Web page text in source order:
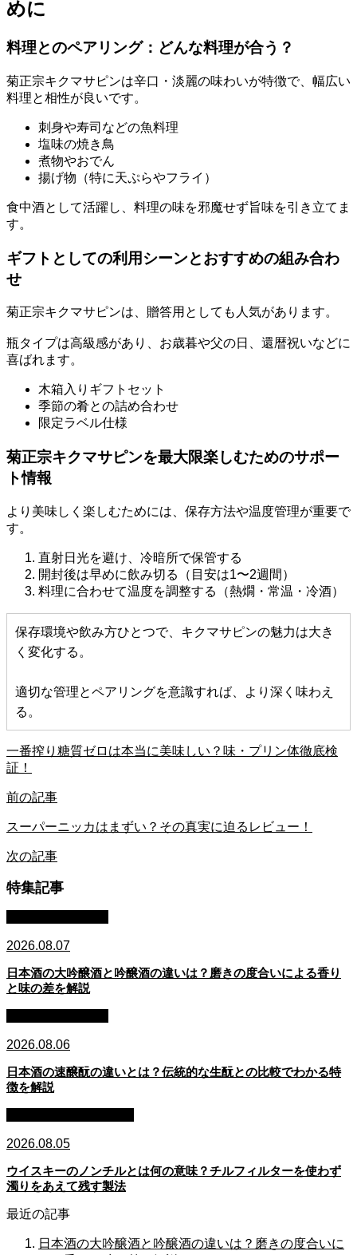
めに
料理とのペアリング：どんな料理が合う？
菊正宗キクマサピンは辛口・淡麗の味わいが特徴で、幅広い
料理と相性が良いです。
刺身や寿司などの魚料理
塩味の焼き鳥
煮物やおでん
揚げ物（特に天ぷらやフライ）
食中酒として活躍し、料理の味を邪魔せず旨味を引き立てま
す。
ギフトとしての利用シーンとおすすめの組み合わ
せ
菊正宗キクマサピンは、贈答用としても人気があります。
瓶タイプは高級感があり、お歳暮や父の日、還暦祝いなどに
喜ばれます。
木箱入りギフトセット
季節の肴との詰め合わせ
限定ラベル仕様
菊正宗キクマサピンを最大限楽しむためのサポー
ト情報
より美味しく楽しむためには、保存方法や温度管理が重要で
す。
直射日光を避け、冷暗所で保管する
開封後は早めに飲み切る（目安は1〜2週間）
料理に合わせて温度を調整する（熱燗・常温・冷酒）
保存環境や飲み方ひとつで、キクマサピンの魅力は大き
く変化する。
適切な管理とペアリングを意識すれば、より深く味わえ
る。
一番搾り糖質ゼロは本当に美味しい？味・プリン体徹底検
証！
前の記事
スーパーニッカはまずい？その真実に迫るレビュー！
次の記事
特集記事
2026.08.07
日本酒の大吟醸酒と吟醸酒の違いは？磨きの度合いによる香り
と味の差を解説
2026.08.06
日本酒の速醸酛の違いとは？伝統的な生酛との比較でわかる特
徴を解説
2026.08.05
ウイスキーのノンチルとは何の意味？チルフィルターを使わず
濁りをあえて残す製法
最近の記事
日本酒の大吟醸酒と吟醸酒の違いは？磨きの度合いに